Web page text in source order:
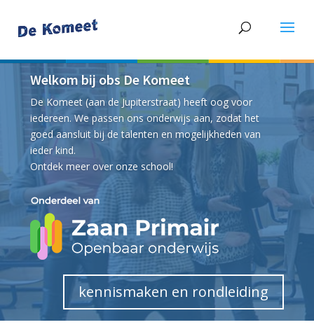
Welkom bij obs De Komeet
De Komeet (aan de Jupiterstraat) heeft oog voor
iedereen. We passen ons onderwijs aan, zodat het
goed aansluit bij de talenten en mogelijkheden van
ieder kind.
Ontdek meer over onze school!
kennismaken en rondleiding